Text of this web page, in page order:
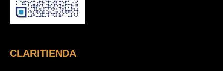
CLARITIENDA